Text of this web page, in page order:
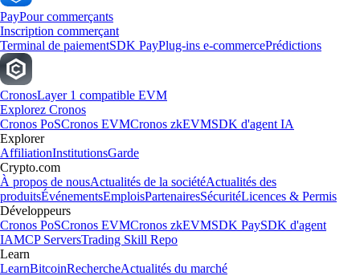
PayPour commerçants
Inscription commerçant
Terminal de paiementSDK PayPlug-ins e-commercePrédictions
CronosLayer 1 compatible EVM
Explorez Cronos
Cronos PoSCronos EVMCronos zkEVMSDK d'agent IA
Explorer
AffiliationInstitutionsGarde
Crypto.com
À propos de nousActualités de la sociétéActualités des
produitsÉvénementsEmploisPartenairesSécuritéLicences & Permis
Développeurs
Cronos PoSCronos EVMCronos zkEVMSDK PaySDK d'agent
IAMCP ServersTrading Skill Repo
Learn
LearnBitcoinRechercheActualités du marché